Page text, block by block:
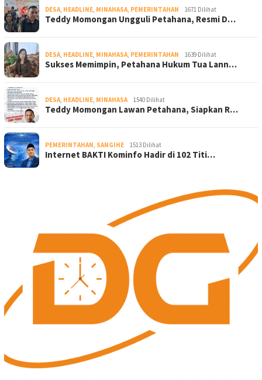
DESA, HEADLINE, MINAHASA, PEMERINTAHAN 1671 Dilihat
Teddy Momongan Ungguli Petahana, Resmi D…
DESA, HEADLINE, MINAHASA, PEMERINTAHAN 1639 Dilihat
Sukses Memimpin, Petahana Hukum Tua Lann…
DESA, HEADLINE, MINAHASA 1540 Dilihat
Teddy Momongan Lawan Petahana, Siapkan R…
PEMERINTAHAN, SANGIHE 1513 Dilihat
Internet BAKTI Kominfo Hadir di 102 Titi…